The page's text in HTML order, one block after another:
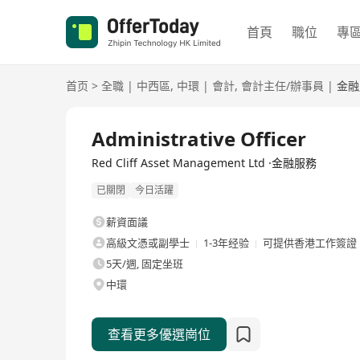
首頁 職位 專
首页 > 全職 | 中西區, 中環 | 會計, 會計主任/辦事員 | 金
Administrative Officer
Red Cliff Asset Management Ltd ·金融服務
已關閉 今日活躍
薪資面議
高級文憑或副學士
1-3年经验
可提供香港工作簽證
5天/週, 固定坐班
中環
查看更多優選崗位